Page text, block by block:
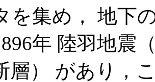
を集め， 地下
年 陸羽地震
層） があり，